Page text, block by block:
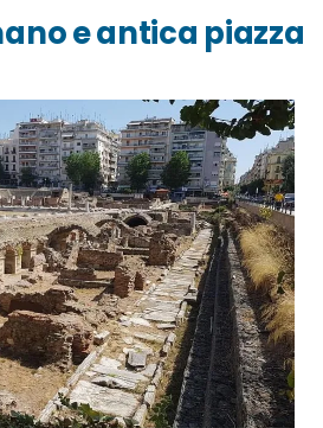
e antica piazza